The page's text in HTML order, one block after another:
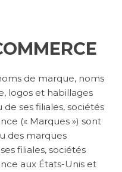
de marque, noms
logos et habillages
ses filiales, sociétés
(« Marques ») sont
des marques
filiales, sociétés
aux États-Unis et